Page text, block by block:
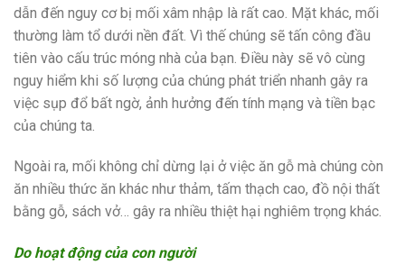
dẫn đến nguy cơ bị mối xâm nhập là rất cao. Mặt khác, mối
thường làm tổ dưới nền đất. Vì thế chúng sẽ tấn công đầu
tiên vào cấu trúc móng nhà của bạn. Điều này sẽ vô cùng
nguy hiểm khi số lượng của chúng phát triển nhanh gây ra
việc sụp đổ bất ngờ, ảnh hưởng đến tính mạng và tiền bạc
của chúng ta.
Ngoài ra, mối không chỉ dừng lại ở việc ăn gỗ mà chúng còn
ăn nhiều thức ăn khác như thảm, tấm thạch cao, đồ nội thất
bằng gỗ, sách vở… gây ra nhiều thiệt hại nghiêm trọng khác.
Do hoạt động của con người